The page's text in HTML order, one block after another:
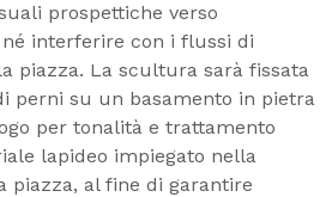
prospettiche verso
né interferire con i flussi di
piazza. La scultura sarà fissata
perni su un basamento in pietra
per tonalità e trattamento
lapideo impiegato nella
piazza, al fine di garantire